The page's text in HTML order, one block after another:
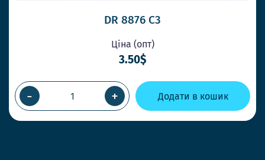
DR 8876 C3
Ціна (опт)
3.50$
- + Додати в кошик